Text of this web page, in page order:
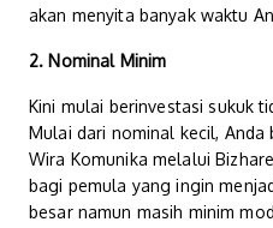
akan menyita banyak waktu
2. Nominal Minim
Kini mulai berinvestasi sukuk
Mulai dari nominal kecil, Anda
Wira Komunika melalui
bagi pemula yang ingin
besar namun masih minim